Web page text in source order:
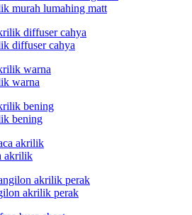
murah lumahing matt
diffuser cahya
warna
bening
akrilik
akrilik perak